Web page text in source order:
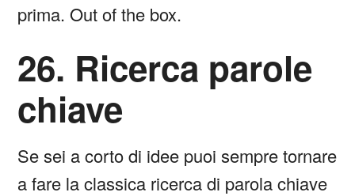
prima. Out of the box.
26. Ricerca parole
chiave
Se sei a corto di idee puoi sempre tornare
a fare la classica ricerca di parola chiave